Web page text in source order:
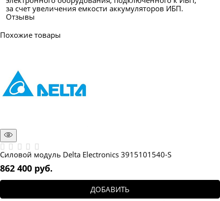
за счет увеличения емкости аккумуляторов ИБП.
Отзывы
Похожие товары
Силовой модуль Delta Electronics 3915101540-S
862 400 руб.
ДОБАВИТЬ